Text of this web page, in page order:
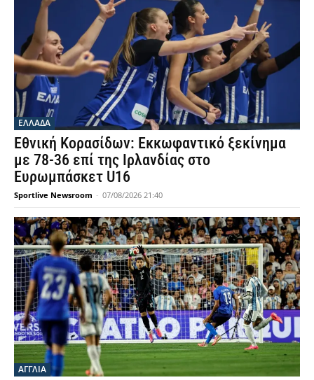
ΕΛΛΑΔΑ
Εθνική Κορασίδων: Εκκωφαντικό ξεκίνημα
με 78-36 επί της Ιρλανδίας στο
Ευρωμπάσκετ U16
Sportlive Newsroom - 07/08/2026 21:40
ΑΓΓΛΙΑ